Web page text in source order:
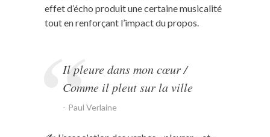
effet d’écho produit une certaine musicalité
tout en renforçant l’impact du propos.
Il pleure dans mon cœur /
Comme il pleut sur la ville
Paul Verlaine